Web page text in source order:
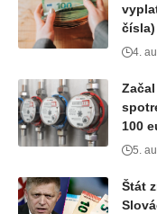
čísla)
4.
100
5.
Štát